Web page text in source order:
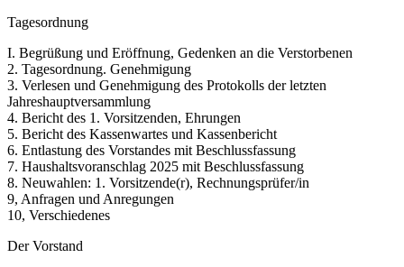
Tagesordnung
I. Begrüßung und Eröffnung, Gedenken an die Verstorbenen
2. Tagesordnung. Genehmigung
3. Verlesen und Genehmigung des Protokolls der letzten
Jahreshauptversammlung
4. Bericht des 1. Vorsitzenden, Ehrungen
5. Bericht des Kassenwartes und Kassenbericht
6. Entlastung des Vorstandes mit Beschlussfassung
7. Haushaltsvoranschlag 2025 mit Beschlussfassung
8. Neuwahlen: 1. Vorsitzende(r), Rechnungsprüfer/in
9, Anfragen und Anregungen
10, Verschiedenes
Der Vorstand